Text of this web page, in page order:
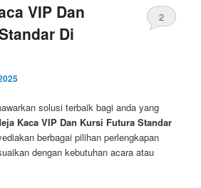
VIP Dan
Di
2
solusi terbaik bagi anda yang
Kaca VIP Dan Kursi Futura Standar
berbagai pilihan perlengkapan
dengan kebutuhan acara atau